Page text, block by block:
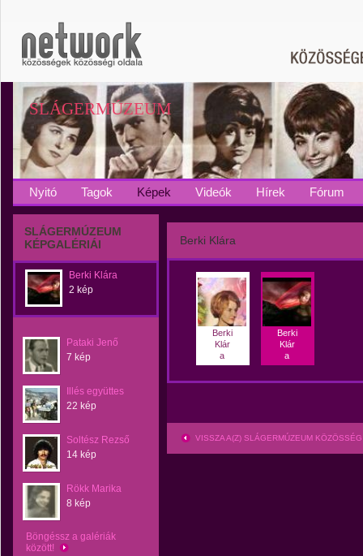
SLÁGERMÚZEUM
Nyitó Tagok Képek Videók Hírek Fórum
SLÁGERMÚZEUM
KÉPGALÉRIÁI
Berki Klára
2 kép
Pataki Jenő
7 kép
Illés együttes
22 kép
Soltész Rezső
14 kép
Rökk Marika
8 kép
Böngéssz a galériák
között!
Berki Klára
Berki
Klár
a
Berki
Klár
a
VISSZA A(Z) SLÁGERMÚZEUM